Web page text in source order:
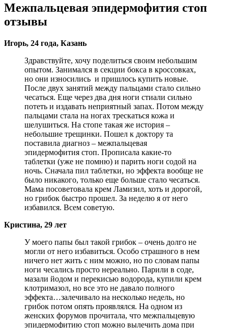
Межпальцевая эпидермофития стоп
отзывы
Игорь, 24 года, Казань
Здравствуйте, хочу поделиться своим небольшим
опытом. Занимался в секции бокса в кроссовках,
но они износились и пришлось купить новые.
После двух занятий между пальцами стало сильно
чесаться. Еще через два дня ноги стиали сильно
потеть и издавать неприятный запах. Потом между
пальцами стала на ногах трескаться кожа и
шелушиться. На стопе такая же история –
небольшие трещинки. Пошел к доктору та
поставила диагноз – межпальцевая
эпидермофития стоп. Прописала какие-то
таблетки (уже не помню) и парить ноги содой на
ночь. Сначала пил таблетки, но эффекта вообще не
было никакого, только еще больше стало чесаться.
Мама посоветовала крем Ламизил, хоть и дорогой,
но грибок быстро прошел. За неделю я от него
избавился. Всем советую.
Кристина, 29 лет
У моего папы был такой грибок – очень долго не
могли от него избавиться. Особо страшного в нем
ничего нет жить с ним можно, но по словам папы
ноги чесались просто нереально. Парили в соде,
мазали йодом и перекисью водорода, купили крем
клотримазол, но все это не давало полного
эффекта…залечивало на несколько недель, но
грибок потом опять проявлялся. На одном из
женских форумов прочитала, что межпальцевую
эпидермофитию стоп можно вылечить дома при